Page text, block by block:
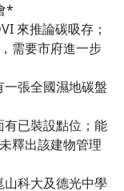
*
來推論碳吸存；
需要市府進一步
張全國濕地碳盤
已裝設點位；能
釋出該建物管理
科大及德光中學